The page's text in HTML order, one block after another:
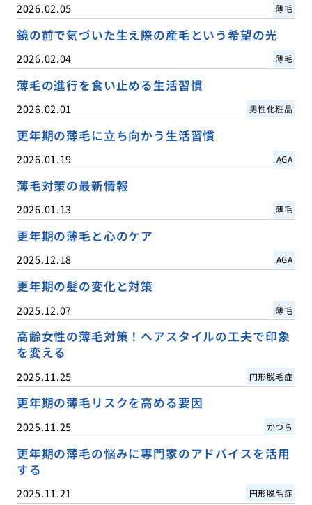
2026.02.05 薄毛
鏡の前で気づいた生え際の産毛という希望の光
2026.02.04 薄毛
薄毛の進行を食い止める生活習慣
2026.02.01 男性化粧品
更年期の薄毛に立ち向かう生活習慣
2026.01.19 AGA
薄毛対策の最新情報
2026.01.13 薄毛
更年期の薄毛と心のケア
2025.12.18 AGA
更年期の髪の変化と対策
2025.12.07 薄毛
高齢女性の薄毛対策！ヘアスタイルの工夫で印象
を変える
2025.11.25 円形脱毛症
更年期の薄毛リスクを高める要因
2025.11.25 かつら
更年期の薄毛の悩みに専門家のアドバイスを活用
する
2025.11.21 円形脱毛症